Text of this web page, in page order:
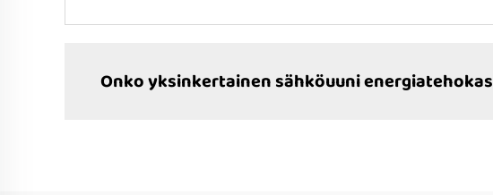
Onko yksinkertainen sähköuuni